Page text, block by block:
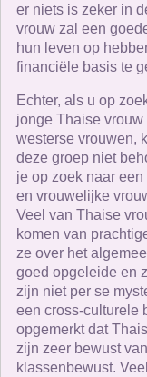
er niets is zeker in
vrouw zal een
hun leven op
financiële basis te
Echter, als u op
jonge Thaise
westerse vrouwen,
deze groep niet
je op zoek naar
en vrouwelijke
Veel van Thaise
komen van
ze over het
goed opgeleide en
zijn niet per se
een cross-culturele
opgemerkt dat
zijn zeer bewust
klassenbewust.